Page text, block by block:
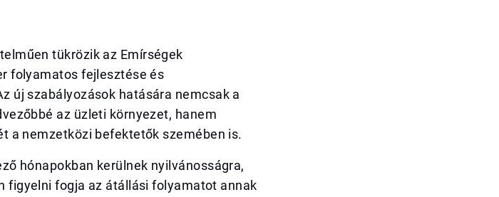
tükrözik az Emírségek
folyamatos fejlesztése és
új szabályozások hatására nemcsak a
az üzleti környezet, hanem
a nemzetközi befektetők szemében is.
hónapokban kerülnek nyilvánosságra,
figyelni fogja az átállási folyamatot annak